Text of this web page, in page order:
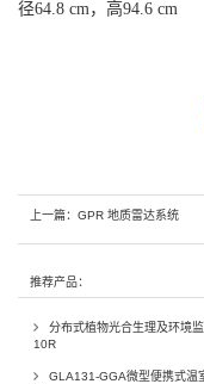
径64.8 cm，高94.6 cm
上一篇： GPR 地质雷达系统
推荐产品：
分布式植物光合生理及环境
10R
GLA131-GGA微型便携式温